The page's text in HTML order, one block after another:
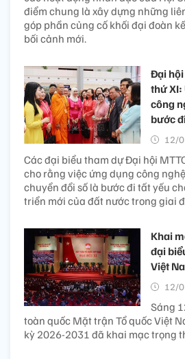
điểm chung là xây dựng những
góp phần củng cố khối đại đoàn
bối cảnh mới.
Đại hội
thứ XI:
công
bước
12/
Các đại biểu tham dự Đại hội
cho rằng việc ứng dụng công
chuyển đổi số là bước đi tất yếu
triển mới của đất nước trong giai
Khai
đại
Việt
12/
Sáng
toàn quốc Mặt trận Tổ quốc Việt
kỳ 2026-2031 đã khai mạc trọng